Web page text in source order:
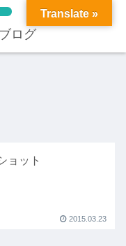
ログ
ョット
2015.03.23
Translate »